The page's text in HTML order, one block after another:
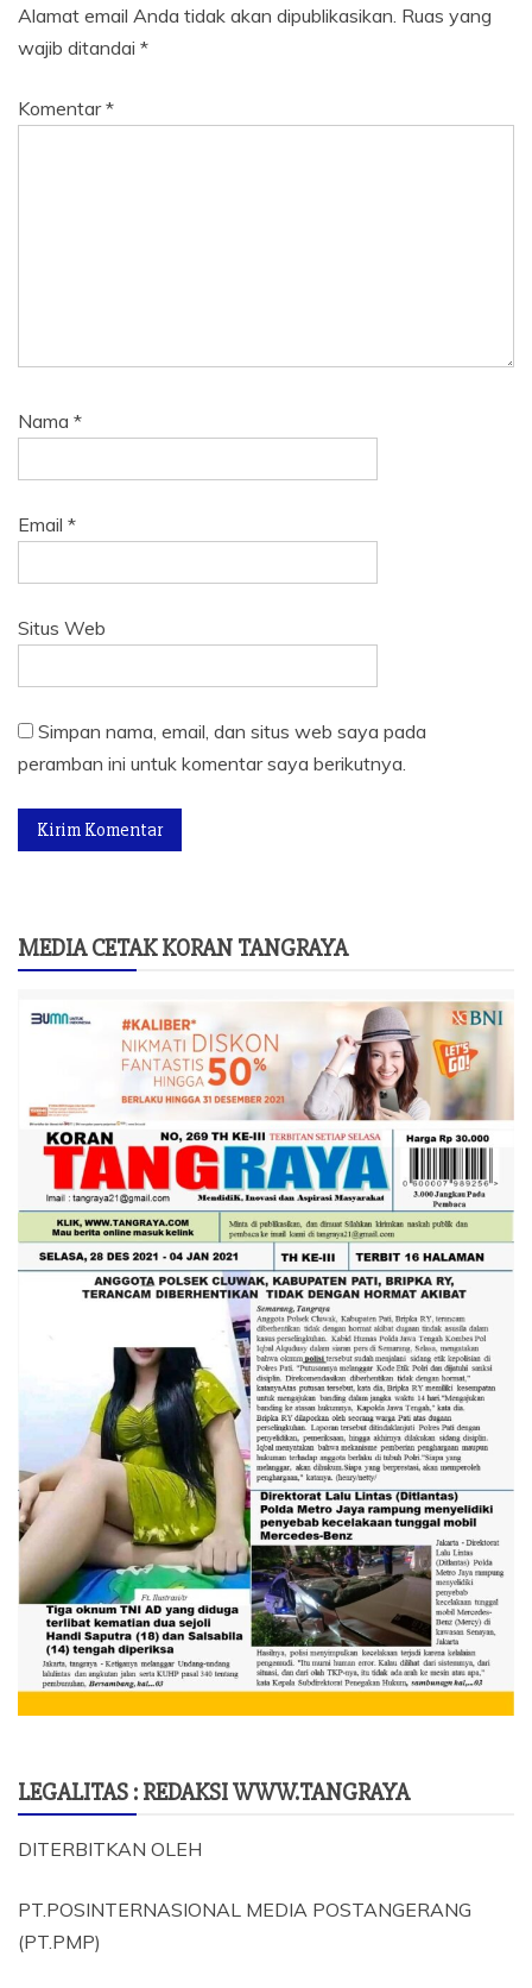
Alamat email Anda tidak akan dipublikasikan. Ruas yang
wajib ditandai *
Komentar*
Nama *
Email *
Situs Web
Simpan nama, email, dan situs web saya pada
peramban ini untuk komentar saya berikutnya.
MEDIA CETAK KORAN TANGRAYA
LEGALITAS : REDAKSI WWW.TANGRAYA
DITERBITKAN OLEH
PT.POSINTERNASIONAL MEDIA POSTANGERANG
(PT.PMP)